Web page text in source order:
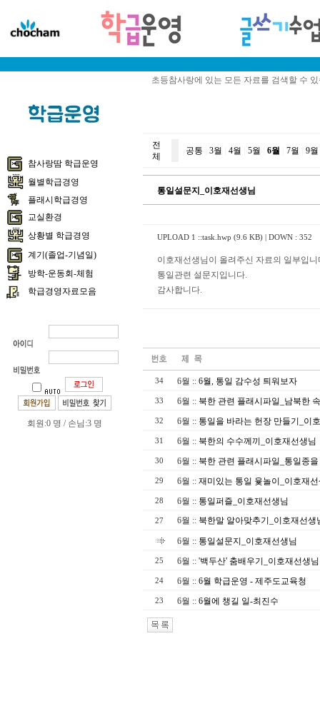
초등참사랑에 있는 모든 자료를 검색할 수
참사랑땀 학급운영
월별학급경영
플래시학급경영
교실환경
상황별 학급경영
계기(졸업-기념일)
방학-운동회-체험
학급경영자료모음
회원:0 명 / 손님:3 명
전
체
공통 3월 4월 5월 6월 7월 9월
통일설문지_이호재선생님
UPLOAD 1 ::task.hwp (9.6 KB) | DOWN : 352
이호재선생님이 올려주신 자료의 일부입니
통일관련 설문지입니다.
감사합니다.
34 6월 :: 6월, 통일 감수성 틔워보자
33 6월 :: 북한 관련 플래시파일_남북한
32 6월 :: 통일을 바라는 헌장 만들기_이
31 6월 :: 북한의 수수께끼_이호재선생님
30 6월 :: 북한 관련 플래시파일_통일종
29 6월 :: 재미있는 통일 윷놀이_이호재
28 6월 :: 통일퍼즐_이호재선생님
27 6월 :: 북한말 알아맞추기_이호재선생
6월 :: 통일설문지_이호재선생님
25 6월 :: '백두산' 춤배우기_이호재선생님
24 6월 :: 6월 학급운영 - 제주도교육청
23 6월 :: 6월에 챙길 일-최진수